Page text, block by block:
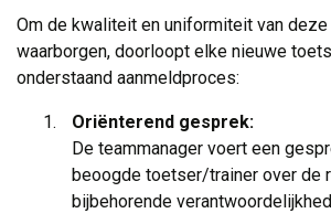
Om de kwaliteit en uniformiteit van
waarborgen, doorloopt elke nieuwe
onderstaand aanmeldproces:
Oriënterend gesprek:
De teammanager voert een
beoogde toetser/trainer over de
bijbehorende